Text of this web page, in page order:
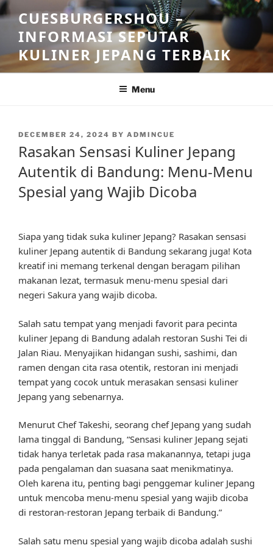
Skip
to
content
CUESBURGERSHOU –
INFORMASI SEPUTAR
KULINER JEPANG TERBAIK
Menu
POSTED
DECEMBER 24, 2024 BY ADMINCUE
Rasakan Sensasi Kuliner Jepang
Autentik di Bandung: Menu-Menu
Spesial yang Wajib Dicoba
Siapa yang tidak suka kuliner Jepang? Rasakan sensasi
kuliner Jepang autentik di Bandung sekarang juga! Kota
kreatif ini memang terkenal dengan beragam pilihan
makanan lezat, termasuk menu-menu spesial dari
negeri Sakura yang wajib dicoba.
Salah satu tempat yang menjadi favorit para pecinta
kuliner Jepang di Bandung adalah restoran Sushi Tei di
Jalan Riau. Menyajikan hidangan sushi, sashimi, dan
ramen dengan cita rasa otentik, restoran ini menjadi
tempat yang cocok untuk merasakan sensasi kuliner
Jepang yang sebenarnya.
Menurut Chef Takeshi, seorang chef Jepang yang sudah
lama tinggal di Bandung, “Sensasi kuliner Jepang sejati
tidak hanya terletak pada rasa makanannya, tetapi juga
pada pengalaman dan suasana saat menikmatinya.
Oleh karena itu, penting bagi penggemar kuliner Jepang
untuk mencoba menu-menu spesial yang wajib dicoba
di restoran-restoran Jepang terbaik di Bandung.”
Salah satu menu spesial yang wajib dicoba adalah sushi